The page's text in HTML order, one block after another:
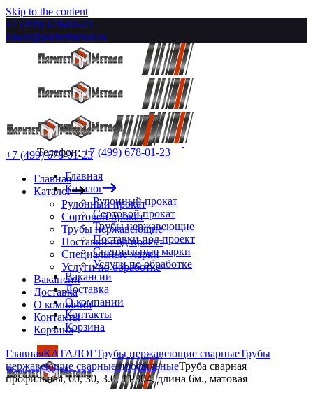
Skip to the content
+7 (499) 678-01-23
zakaz@paritetmetall.ru
Телефон:+7 (499) 678-01-23
Главная
Каталог
Рулонный прокат
Сортовой прокат
Трубы нержавеющие
Поставки под проект
Специальные марки
Услуги по обработке
Вакансии
Доставка
О компании
Контакты
Корзина
+7 (499) 678-01-23
Главная
Каталог
Рулонный прокат
Сортовой прокат
Трубы нержавеющие
Поставки под проект
Специальные марки
Услуги по обработке
Вакансии
Доставка
О компании
Контакты
Корзина
ГлавнаяКАТАЛОГТрубы нержавеющие сварныеТрубы
нержавеющие сварные профильныеТруба сварная
профильная, 60, 30, 3.0, TP304, длина 6м., матовая